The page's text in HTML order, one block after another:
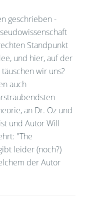
geschrieben -
Standpunkt
und hier, auf der
wir uns?
auch
an Dr. Oz und
und Autor Will
"The
leider (noch?)
der Autor